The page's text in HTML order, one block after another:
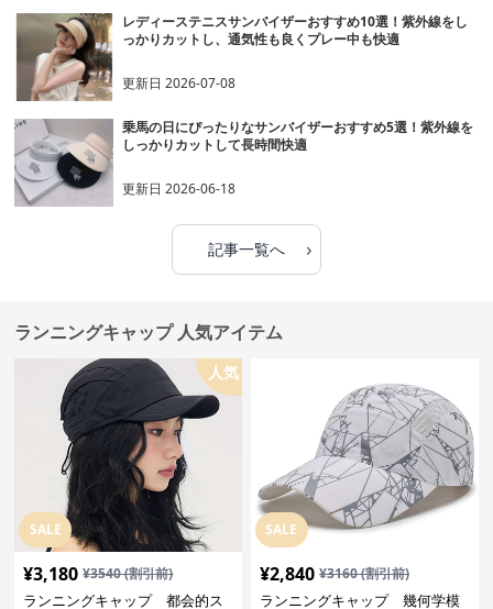
レディーステニスサンバイザーおすすめ10選！紫外線をし
っかりカットし、通気性も良くプレー中も快適
更新日2026-07-08
乗馬の日にぴったりなサンバイザーおすすめ5選！紫外線を
しっかりカットして長時間快適
更新日2026-06-18
記事一覧へ ›
ランニングキャップ 人気アイテム
SALE
人気
¥3,180 ¥3540(割引前)
ランニングキャップ 都会的ス
SALE
¥2,840 ¥3160(割引前)
ランニングキャップ 幾何学模